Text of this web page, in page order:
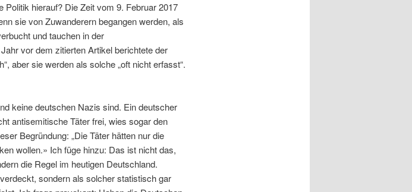
Politik hierauf? Die Zeit vom 9. Februar 2017
sie von Zuwanderern begangen werden, als
und tauchen in der
vor dem zitierten Artikel berichtete der
aber sie werden als solche „oft nicht erfasst“.
keine deutschen Nazis sind. Ein deutscher
antisemitische Täter frei, wies sogar den
Begründung: „Die Täter hätten nur die
wollen.» Ich füge hinzu: Das ist nicht das,
die Regel im heutigen Deutschland.
sondern als solcher statistisch gar